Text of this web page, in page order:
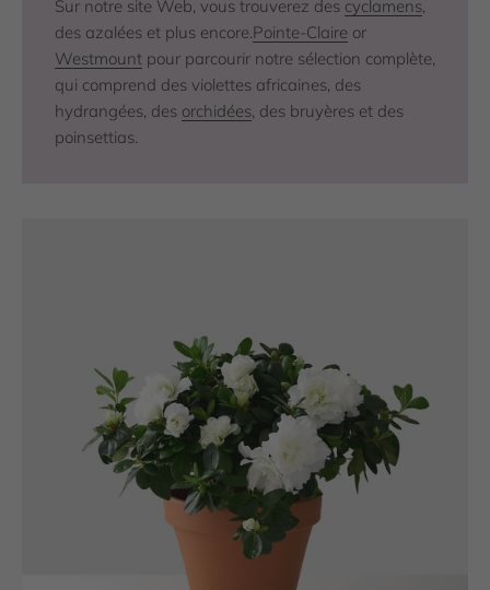
Sur notre site Web, vous trouverez des cyclamens,
des azalées et plus encore.Pointe-Claire or
Westmount pour parcourir notre sélection complète,
qui comprend des violettes africaines, des
hydrangées, des orchidées, des bruyères et des
poinsettias.